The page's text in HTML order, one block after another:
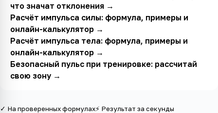
что значат отклонения→
Расчёт импульса силы: формула, примеры и
онлайн-калькулятор→
Расчёт импульса тела: формула, примеры и
онлайн-калькулятор→
Безопасный пульс при тренировке: рассчитай
свою зону→
✓ На проверенных формулах⚡ Результат за секунды